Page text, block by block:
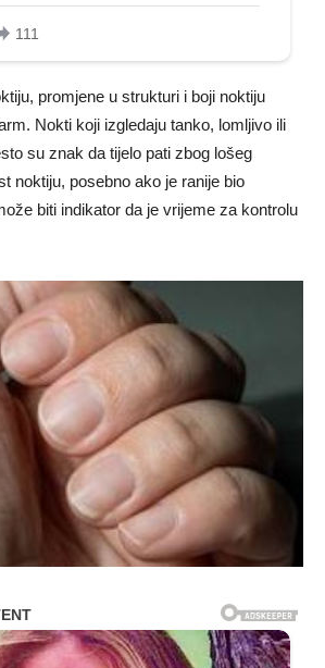
promjene u strukturi i boji noktiju
Nokti koji izgledaju tanko, lomljivo ili
su znak da tijelo pati zbog lošeg
noktiju, posebno ako je ranije bio
biti indikator da je vrijeme za kontrolu